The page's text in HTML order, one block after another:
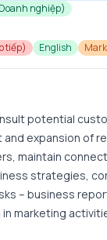
nghiệp)
tiếp)
English
potential
expansion of
maintain
strategies,
– business
marketing